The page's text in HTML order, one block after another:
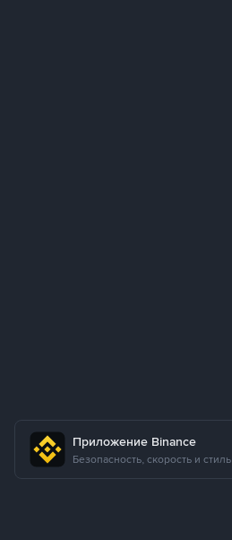
Приложение Binance
Безопасность, скорость и стиль